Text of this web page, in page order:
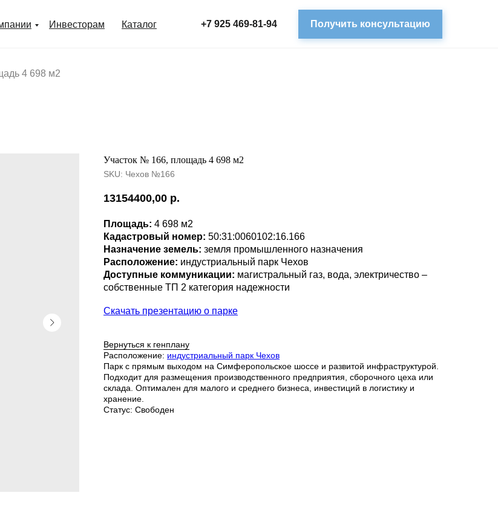
Получить консультацию
Инвесторам Каталог +7 925 469-81-94
4 698 м2
Участок № 166, площадь 4 698 м2
SKU: Чехов №166
13154400,00 р.
Площадь: 4 698 м2
Кадастровый номер: 50:31:0060102:16.166
Назначение земель: земля промышленного назначения
Расположение: индустриальный парк Чехов
Доступные коммуникации: магистральный газ, вода, электричество –
собственные ТП 2 категория надежности
Скачать презентацию о парке
Вернуться к генплану
Расположение: индустриальный парк Чехов
Парк с прямым выходом на Симферопольское шоссе и развитой инфраструктурой.
Подходит для размещения производственного предприятия, сборочного цеха или
склада. Оптимален для малого и среднего бизнеса, инвестиций в логистику и
хранение.
Статус: Свободен